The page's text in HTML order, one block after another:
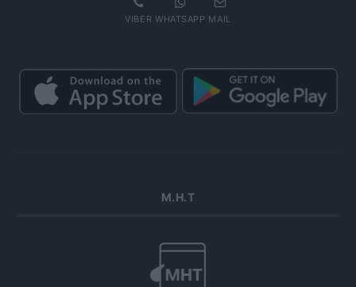
VIBER WHATSAPP MAIL
Μ.Η.Τ